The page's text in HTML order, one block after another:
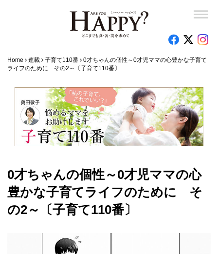
Home 連載 子育て110番
0才ちゃんの個性～0才児ママの心豊かな子育て
ライフのために その2～〔子育て110番〕
0才ちゃんの個性～0才児ママの心
豊かな子育てライフのために そ
の2～〔子育て110番〕